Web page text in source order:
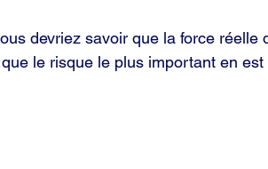
devriez savoir que la force réelle
le risque le plus important en est